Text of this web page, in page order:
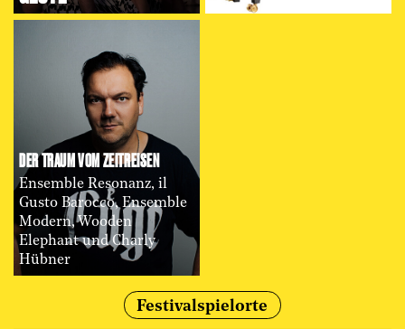
DER TRAUM VOM ZEITREISEN
Ensemble Resonanz, il
Gusto Barocco, Ensemble
Modern, Wooden
Elephant und Charly
Hübner
Festivalspielorte